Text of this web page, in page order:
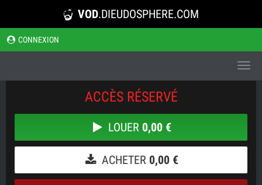
VOD.DIEUDOSPHERE.COM
CONNEXION
ACCÈS RÉSERVÉ
LOUER 0,00 €
ACHETER 0,00 €